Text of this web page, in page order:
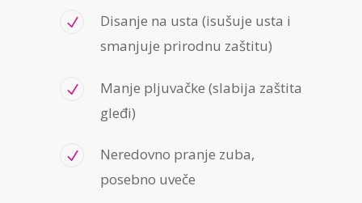
Disanje na usta (isušuje usta i
smanjuje prirodnu zaštitu)
Manje pljuvačke (slabija zaštita
gleđi)
Neredovno pranje zuba,
posebno uveče